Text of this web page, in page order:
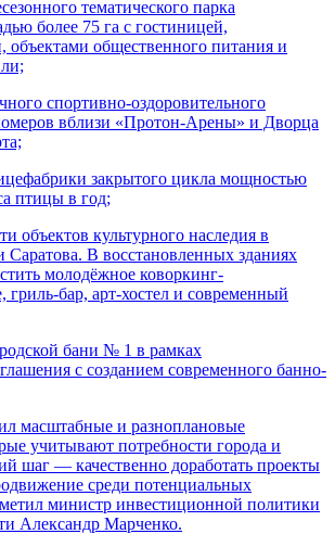
тематического парка
более 75 га с гостиницей,
объектами общественного питания и
спортивно-оздоровительного
вблизи «Протон-Арены» и Дворца
закрытого цикла мощностью
птицы в год;
объектов культурного наследия в
Саратова. В восстановленных зданиях
молодёжное коворкинг-
гриль-бар, арт-хостел и современный
бани № 1 в рамках
с созданием современного банно-
масштабные и разноплановые
учитывают потребности города и
шаг — качественно доработать проекты
среди потенциальных
министр инвестиционной политики
Александр Марченко.